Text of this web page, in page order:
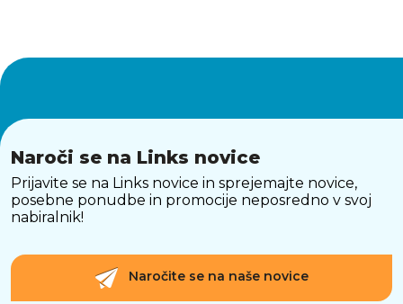
Naroči se na Links novice
Prijavite se na Links novice in sprejemajte novice,
posebne ponudbe in promocije neposredno v svoj
nabiralnik!
Naročite se na naše novice